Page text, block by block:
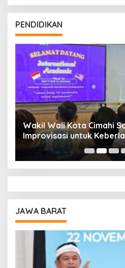
PENDIDIKAN
Wakil Wali Kota Cimahi
Improvisasi untuk
Pendidikan
JAWA BARAT